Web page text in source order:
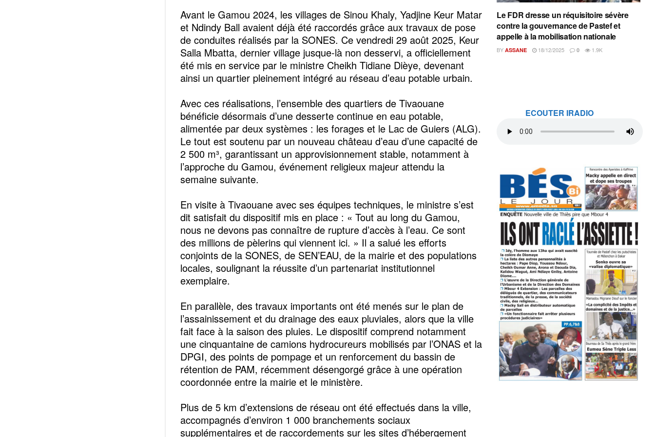
Avant le Gamou 2024, les villages de Sinou Khaly, Yadjine Keur Matar
et Ndindy Ball avaient déjà été raccordés grâce aux travaux de pose
de conduites réalisés par la SONES. Ce vendredi 29 août 2025, Keur
Salla Mbatta, dernier village jusque-là non desservi, a officiellement
été mis en service par le ministre Cheikh Tidiane Dièye, devenant
ainsi un quartier pleinement intégré au réseau d’eau potable urbain.
Avec ces réalisations, l’ensemble des quartiers de Tivaouane
bénéficie désormais d’une desserte continue en eau potable,
alimentée par deux systèmes : les forages et le Lac de Guiers (ALG).
Le tout est soutenu par un nouveau château d’eau d’une capacité de
2 500 m³, garantissant un approvisionnement stable, notamment à
l’approche du Gamou, événement religieux majeur attendu la
semaine suivante.
En visite à Tivaouane avec ses équipes techniques, le ministre s’est
dit satisfait du dispositif mis en place : « Tout au long du Gamou,
nous ne devons pas connaître de rupture d’accès à l’eau. Ce sont
des millions de pèlerins qui viennent ici. » Il a salué les efforts
conjoints de la SONES, de SEN’EAU, de la mairie et des populations
locales, soulignant la réussite d’un partenariat institutionnel
exemplaire.
En parallèle, des travaux importants ont été menés sur le plan de
l’assainissement et du drainage des eaux pluviales, alors que la ville
fait face à la saison des pluies. Le dispositif comprend notamment
une cinquantaine de camions hydrocureurs mobilisés par l’ONAS et la
DPGI, des points de pompage et un renforcement du bassin de
rétention de PAM, récemment désengorgé grâce à une opération
coordonnée entre la mairie et le ministère.
Plus de 5 km d’extensions de réseau ont été effectués dans la ville,
accompagnés d’environ 1 000 branchements sociaux
supplémentaires et de raccordements sur les sites d’hébergement
Le FDR dresse un réquisitoire sévère
contre la gouvernance de Pastef et
appelle à la mobilisation nationale
BY ASSANE 18/12/2025 0 1.9K
ECOUTER IRADIO